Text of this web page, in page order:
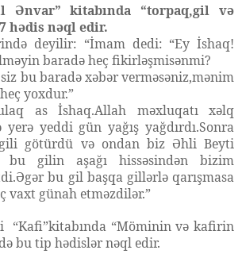
Ənvar” kitabında “torpaq,gil və
hədis nəql edir.
deyilir: “İmam dedi: “Ey İshaq!
baradə heç fikirləşmisənmi?
bu baradə xəbər verməsəniz,mənim
yoxdur.”
as İshaq.Allah məxluqatı xəlq
yerə yeddi gün yağış yağdırdı.Sonra
götürdü və ondan biz Əhli Beyti
bu gilin aşağı hissəsindən bizim
bu gil başqa gillərlə qarışmasa
vaxt günah etməzdilər.”
“Kafi”kitabında “Möminin və kafirin
bu tip hədislər nəql edir.